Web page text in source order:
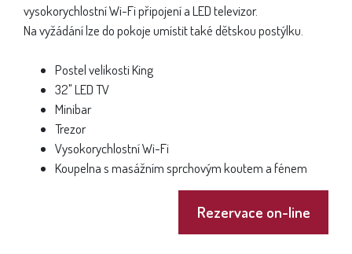
vysokorychlostní Wi-Fi připojení a LED televizor.
Na vyžádání lze do pokoje umístit také dětskou postýlku.
Postel velikosti King
32" LED TV
Minibar
Trezor
Vysokorychlostní Wi-Fi
Koupelna s masážním sprchovým koutem a fénem
Rezervace on-line